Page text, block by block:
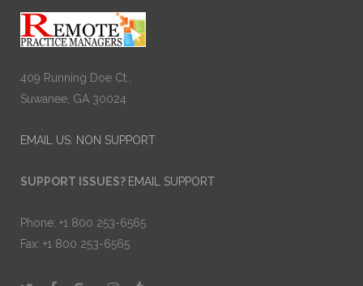
409 Running Doe Ct.,
Suwanee, GA 30024
EMAIL US: NON SUPPORT
SUPPORT ISSUES? EMAIL SUPPORT
Phone: +1 800 253-6565
Fax: +1 800 253-6565